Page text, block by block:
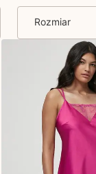
Rozmiar